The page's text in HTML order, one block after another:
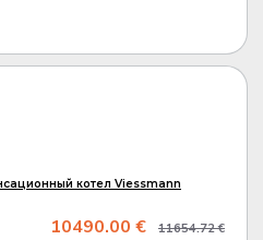
котел Viessmann
10490.00 € 11654.72 €